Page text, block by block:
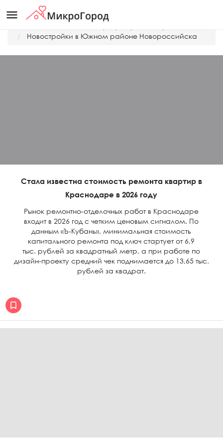
menu
Новостройки в Южном районе Новороссийска
Стала известна стоимость ремонта квартир в
Краснодаре в 2026 году
Рынок ремонтно-отделочных работ в Краснодаре
входит в 2026 год с четким ценовым сигналом. По
данным «Ъ-Кубань», минимальная стоимость
капитального ремонта под ключ стартует от 6,9
тыс. рублей за квадратный метр, а при работе по
дизайн-проекту средний чек поднимается до 13,65 тыс.
рублей за квадрат.